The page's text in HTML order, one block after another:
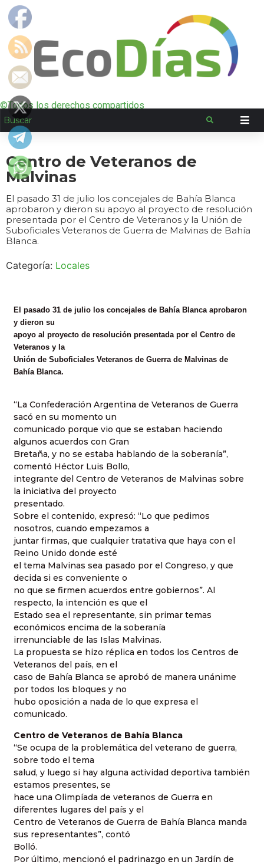
©Todos los derechos compartidos
Centro de Veteranos de
Malvinas
El pasado 31 de julio los concejales de Bahía Blanca
aprobaron y dieron su apoyo al proyecto de resolución
presentada por el Centro de Veteranos y la Unión de
Suboficiales Veteranos de Guerra de Malvinas de Bahía
Blanca.
Categoría: Locales
El pasado 31 de julio los concejales de Bahía Blanca aprobaron
y dieron su
apoyo al proyecto de resolución presentada por el Centro de
Veteranos y la
Unión de Suboficiales Veteranos de Guerra de Malvinas de
Bahía Blanca.
“La Confederación Argentina de Veteranos de Guerra
sacó en su momento un
comunicado porque vio que se estaban haciendo
algunos acuerdos con Gran
Bretaña, y no se estaba hablando de la soberanía”,
comentó Héctor Luis Bollo,
integrante del Centro de Veteranos de Malvinas sobre
la iniciativa del proyecto
presentado.
Sobre el contenido, expresó: “Lo que pedimos
nosotros, cuando empezamos a
juntar firmas, que cualquier tratativa que haya con el
Reino Unido donde esté
el tema Malvinas sea pasado por el Congreso, y que
decida si es conveniente o
no que se firmen acuerdos entre gobiernos”. Al
respecto, la intención es que el
Estado sea el representante, sin primar temas
económicos encima de la soberanía
irrenunciable de las Islas Malvinas.
La propuesta se hizo réplica en todos los Centros de
Veteranos del país, en el
caso de Bahía Blanca se aprobó de manera unánime
por todos los bloques y no
hubo oposición a nada de lo que expresa el
comunicado.
Centro de Veteranos de Bahía Blanca
“Se ocupa de la problemática del veterano de guerra,
sobre todo el tema
salud, y luego si hay alguna actividad deportiva también
estamos presentes, se
hace una Olimpíada de veteranos de Guerra en
diferentes lugares del país y el
Centro de Veteranos de Guerra de Bahía Blanca manda
sus representantes”, contó
Bolló.
Por último, mencionó el padrinazgo en un Jardín de